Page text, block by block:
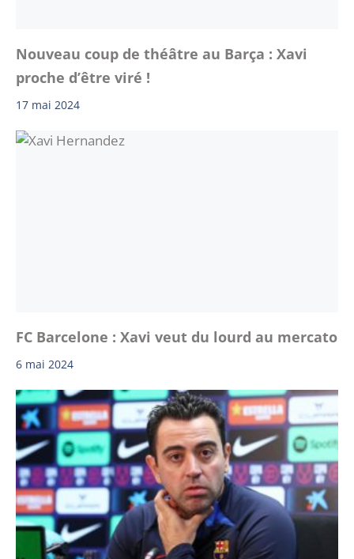
Nouveau coup de théâtre au Barça : Xavi
proche d’être viré !
17 mai 2024
FC Barcelone : Xavi veut du lourd au mercato
6 mai 2024